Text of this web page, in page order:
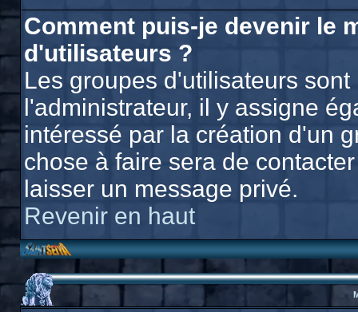
Comment puis-je devenir le
d'utilisateurs ?
Les groupes d'utilisateurs
l'administrateur, il y assigne
intéressé par la création d'un
chose à faire sera de
laisser un message privé.
Revenir en haut